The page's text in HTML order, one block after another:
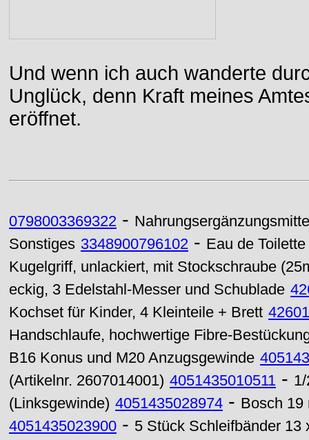
Und wenn ich auch wanderte
Unglück, denn Kraft meines
eröffnet.
0798003369322 -
Sonstiges 3348900796102 - Eau de Toilette
Kugelgriff, unlackiert, mit Stockschraube
eckig, 3 Edelstahl-Messer und Schublade
Kochset für Kinder, 4 Kleinteile + Brett
Handschlaufe, hochwertige Fibre-
B16 Konus und M20 Anzugsgewinde
(Artikelnr. 2607014001) 4051435010511 -
(Linksgewinde) 4051435028974 - Bosch 19
4051435023900 - 5 Stück Schleifbänder 13